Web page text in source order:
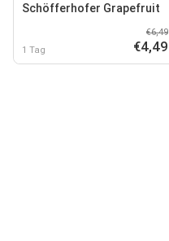
Schöfferhofer Grapefruit
1 Tag
€6,49
€4,49